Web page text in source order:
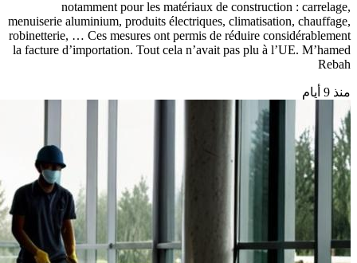
notamment pour les matériaux de construction : carrelage,
menuiserie aluminium, produits électriques, climatisation, chauffage,
robinetterie, … Ces mesures ont permis de réduire considérablement
la facture d’importation. Tout cela n’avait pas plu à l’UE. M’hamed
Rebah
منذ 9 أيام